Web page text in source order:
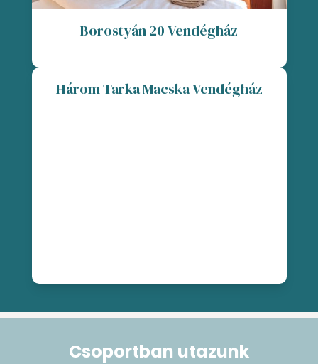
Borostyán 20 Vendégház
Három Tarka Macska Vendégház
Csoportban utazunk